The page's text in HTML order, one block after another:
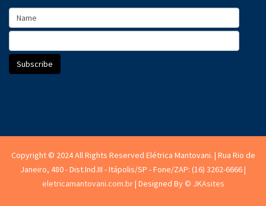
Copyright © 2024 All Rights Reserved Elétrica Mantovani. | Rua Rio de
Janeiro, 480 - Dist.Ind.III - Itápolis/SP - Fone/ZAP: (16) 3262-6666 |
eletricamantovani.com.br| Designed By© JKAsites